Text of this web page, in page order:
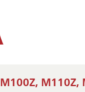
M100Z, M110Z,